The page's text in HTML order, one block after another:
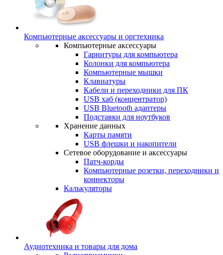
Компьютерные аксессуары и оргтехника
Компьютерные аксессуары
Гарнитуры для компьютера
Колонки для компьютера
Компьютерные мышки
Клавиатуры
Кабели и переходники для ПК
USB хаб (концентратор)
USB Bluetooth адаптеры
Подставки для ноутбуков
Хранение данных
Карты памяти
USB флешки и накопители
Сетевое оборудование и аксессуары
Патч-корды
Компьютерные розетки, переходники и
коннекторы
Калькуляторы
Аудиотехника и товары для дома